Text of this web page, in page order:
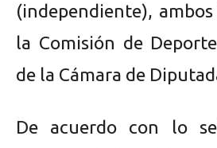
(independiente),
la Comisión de
de la Cámara de
De acuerdo con lo